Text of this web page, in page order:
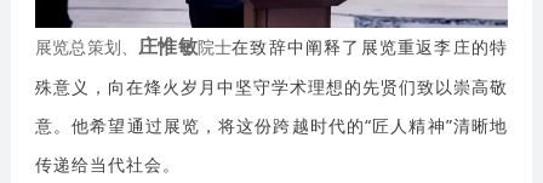
展览总策划、 庄惟敏院士在致辞中阐释了展览重返李庄的特
殊意义，向在烽火岁月中坚守学术理想的先贤们致以崇高敬
意。他希望通过展览，将这份跨越时代的“匠人精神”清晰地
传递给当代社会。